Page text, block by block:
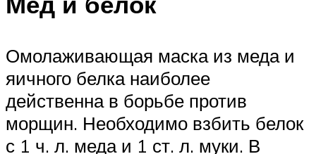
Омолаживающая маска из меда и
яичного белка наиболее
действенна в борьбе против
морщин. Необходимо взбить белок
с 1 ч. л. меда и 1 ст. л. муки. В